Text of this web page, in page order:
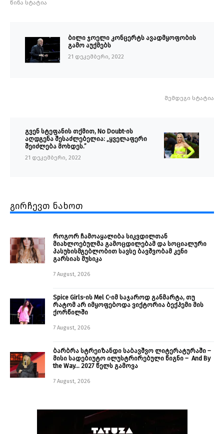
წინა სტატია
ბილი ჯოელი კონცერტს ავადმყოფობის
გამო აუქმებს
21 დეკემბერი, 2022
შემდეგი სტატია
გვენ სტეფანის თქმით, No Doubt-ის
აღდგენა შესაძლებელია: „ყველაფერი
შეიძლება მოხდეს.”
21 დეკემბერი, 2022
გირჩევთ ნახოთ
როგორ ჩამოაყალიბა სიკვდილთან
მიახლოებულმა გამოცდილებამ და სოციალური
პასუხისმგებლობით სავსე ბავშვობამ კენი
გარსიას მუსიკა
7 August, 2026
Spice Girls-ის Mel C-იმ საჯაროდ განმარტა, თუ
რატომ არ იმყოფებოდა ვიქტორია ბექჰემი მის
ქორწილში
7 August, 2026
ბარბრა სტრეიზანდი საბავშვო ლიტერატურაში –
მისი სადებიუტო ილუსტრირებული წიგნი – And By
the Way… 2027 წელს გამოვა
7 August, 2026